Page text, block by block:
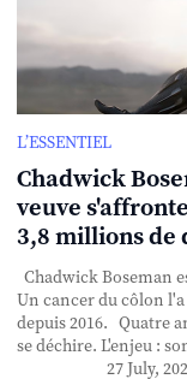
L’ESSENTIEL
Chadwick
veuve
3,8 millions de
Chadwick Boseman
Un cancer du côlon
depuis 2016. Quatre
se déchire. L'enjeu :
27 July,